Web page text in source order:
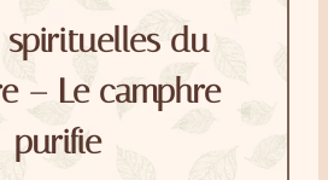
spirituelles du
– Le camphre
purifie